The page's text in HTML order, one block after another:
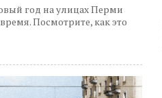
год на улицах Перми
Посмотрите, как это